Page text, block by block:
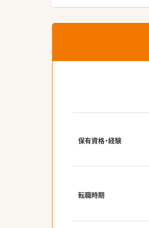
保有資格・経験
転職時期